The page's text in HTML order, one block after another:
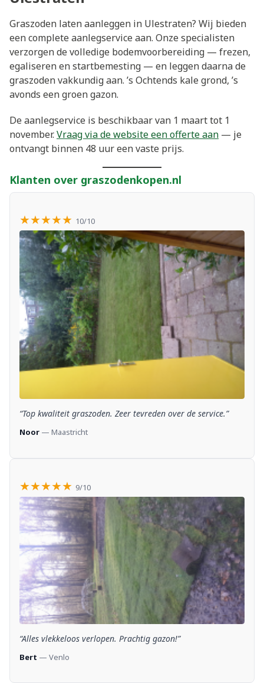
Graszoden laten aanleggen in Ulestraten? Wij bieden
een complete aanlegservice aan. Onze specialisten
verzorgen de volledige bodemvoorbereiding — frezen,
egaliseren en startbemesting — en leggen daarna de
graszoden vakkundig aan. ’s Ochtends kale grond, ’s
avonds een groen gazon.
De aanlegservice is beschikbaar van 1 maart tot 1
november.Vraag via de website een offerte aan — je
ontvangt binnen 48 uur een vaste prijs.
Klanten over graszodenkopen.nl
★★★★★ 10/10
“Top kwaliteit graszoden. Zeer tevreden over de service.”
Noor — Maastricht
★★★★★ 9/10
“Alles vlekkeloos verlopen. Prachtig gazon!”
Bert — Venlo